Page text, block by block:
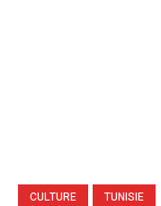
CULTURE TUNISIE